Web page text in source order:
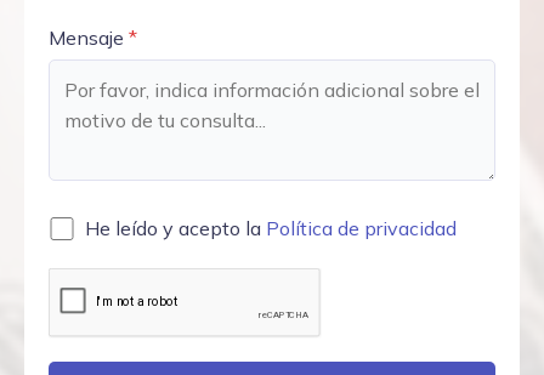
Mensaje *
He leído y acepto la Política de privacidad